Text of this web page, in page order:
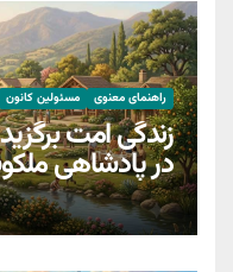
راهنمای معنوی مسئولین کانون
زندگی امت
در پادشاهی